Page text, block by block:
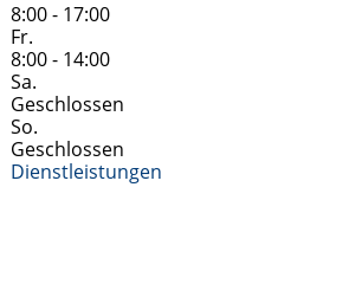
8:00 - 17:00
Fr.
8:00 - 14:00
Sa.
Geschlossen
So.
Geschlossen
Dienstleistungen